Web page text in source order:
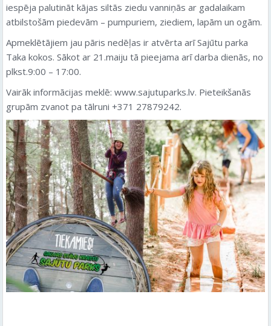
iespēja palutināt kājas siltās ziedu vanniņās ar gadalaikam
atbilstošām piedevām – pumpuriem, ziediem, lapām un ogām.
Apmeklētājiem jau pāris nedēļas ir atvērta arī Sajūtu parka
Taka kokos. Sākot ar 21.maiju tā pieejama arī darba dienās, no
plkst.9:00 – 17:00.
Vairāk informācijas meklē: www.sajutuparks.lv. Pieteikšanās
grupām zvanot pa tālruni +371 27879242.